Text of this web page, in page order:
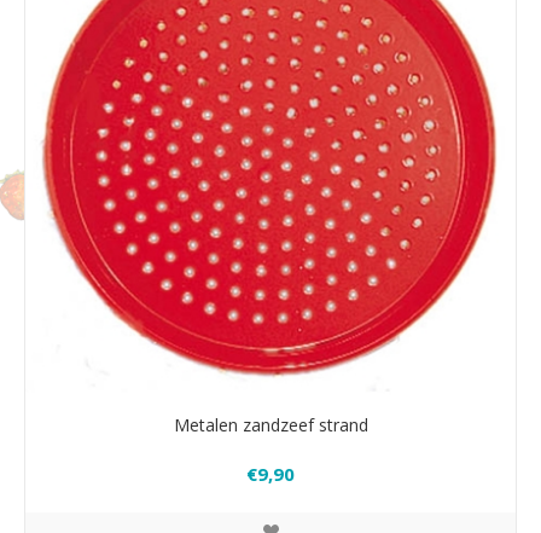
Metalen zandzeef strand
€9,90